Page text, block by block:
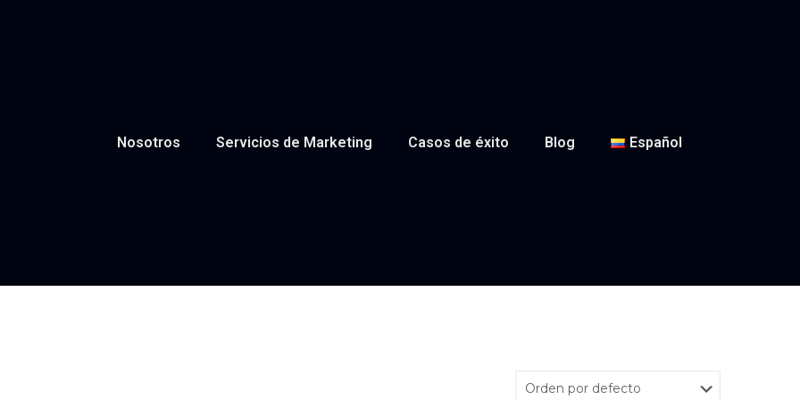
Nosotros Servicios de Marketing Casos de éxito Blog Español